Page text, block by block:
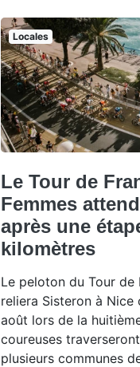
Locales
Le Tour de
Femmes
après une
kilomètres
Le peloton du Tour de
reliera Sisteron à Nice
août lors de la
coureuses
plusieurs communes